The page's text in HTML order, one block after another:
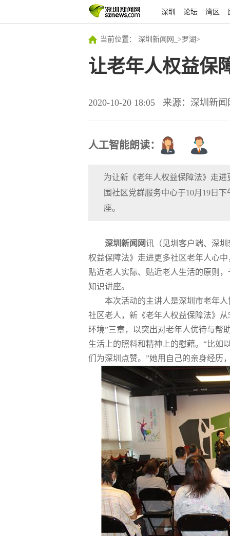
深圳 论坛 湾区
当前位置： 深圳新闻网_ >罗湖>
让老年人权益保
2020-10-20 18:05 来源：深圳新闻
人工智能朗读：
为让新《老年人权益保障法》走
围社区党群服务中心于10月19日
座。
深圳新闻网讯（见圳客户端、深
权益保障法》走进更多社区老年人心
贴近老人实际、贴近老人生活的原则
知识讲座。
本次活动的主讲人是深圳市老年
社区老人，新《老年人权益保障法》从
环境”三章，以突出对老年人优待与帮
生活上的照料和精神上的慰藉。“比如
们为深圳点赞。”她用自己的亲身经历